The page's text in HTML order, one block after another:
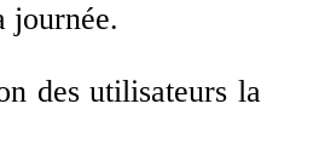
journée.
des utilisateurs la